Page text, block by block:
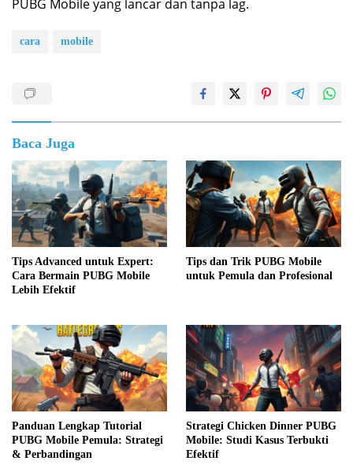
PUBG Mobile yang lancar dan tanpa lag.
cara mobile
Baca Juga
Tips Advanced untuk Expert:
Cara Bermain PUBG Mobile
Lebih Efektif
Tips dan Trik PUBG Mobile
untuk Pemula dan Profesional
Panduan Lengkap Tutorial
PUBG Mobile Pemula: Strategi
& Perbandingan
Strategi Chicken Dinner PUBG
Mobile: Studi Kasus Terbukti
Efektif